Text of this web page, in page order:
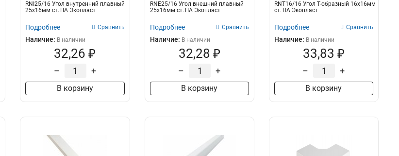
RNI25/16 Угол внутренний плавный
25х16мм ст.TIA Экопласт
Подробнее Сравнить
Наличие: В наличии
32,26 ₽
– +
В корзину
RNE25/16 Угол внешний плавный
25х16мм ст.TIA Экопласт
Подробнее Сравнить
Наличие: В наличии
32,28 ₽
– +
В корзину
RNT16/16 Угол Т-образный 16х16мм
ст.TIA Экопласт
Подробнее Сравнить
Наличие: В наличии
33,83 ₽
– +
В корзину